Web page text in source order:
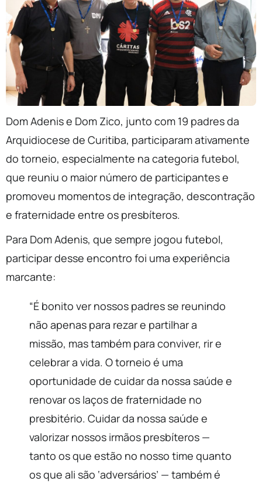
Dom Adenis e Dom Zico, junto com 19 padres da
Arquidiocese de Curitiba, participaram ativamente
do torneio, especialmente na categoria futebol,
que reuniu o maior número de participantes e
promoveu momentos de integração, descontração
e fraternidade entre os presbíteros.
Para Dom Adenis, que sempre jogou futebol,
participar desse encontro foi uma experiência
marcante:
“É bonito ver nossos padres se reunindo
não apenas para rezar e partilhar a
missão, mas também para conviver, rir e
celebrar a vida. O torneio é uma
oportunidade de cuidar da nossa saúde e
renovar os laços de fraternidade no
presbitério. Cuidar da nossa saúde e
valorizar nossos irmãos presbíteros —
tanto os que estão no nosso time quanto
os que ali são ‘adversários’ — também é